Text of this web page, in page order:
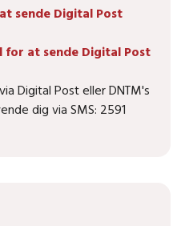
sende Digital Post
for at sende Digital Post
Digital Post eller DNTM's
dig via SMS: 2591